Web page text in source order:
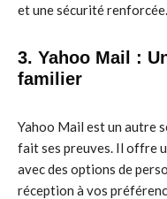
et une sécurité renforcée.
3. Yahoo Mail :
familier
Yahoo Mail est un autre
fait ses preuves. Il offre
avec des options de
réception à vos